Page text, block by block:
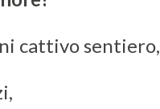
cattivo sentiero,